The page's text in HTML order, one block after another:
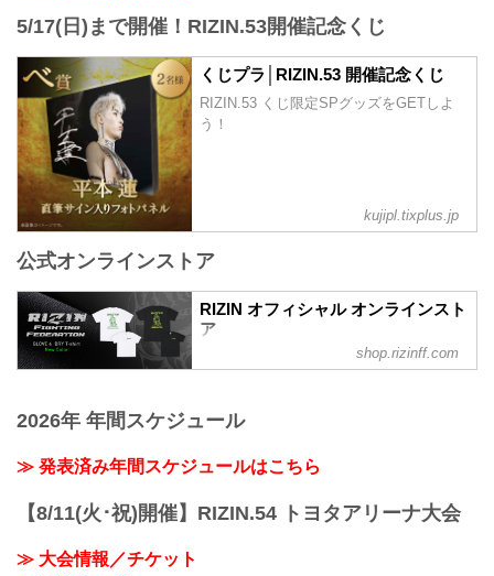
全試合リアルタイムで視聴しよう！
PPV販売スケジュール一覧
配信日時 料金 配信媒体 アー...
5/17(日)まで開催！RIZIN.53開催記念くじ
くじプラ│RIZIN.53 開催記念くじ
RIZIN.53 くじ限定SPグッズをGETしよ
う！
kujipl.tixplus.jp
公式オンラインストア
RIZIN オフィシャル オンラインスト
ア
日本の総合格闘技団体「RIZIN（ライジ
う。
shop.rizinff.com
2026年 年間スケジュール
≫ 発表済み年間スケジュールはこちら
【8/11(火･祝)開催】RIZIN.54 トヨタアリーナ大会
≫ 大会情報／チケット